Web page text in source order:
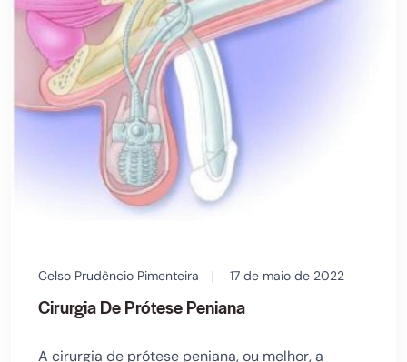
Celso Prudêncio Pimenteira 17 de maio de 2022
Cirurgia De Prótese Peniana
A cirurgia de prótese peniana, ou melhor, a